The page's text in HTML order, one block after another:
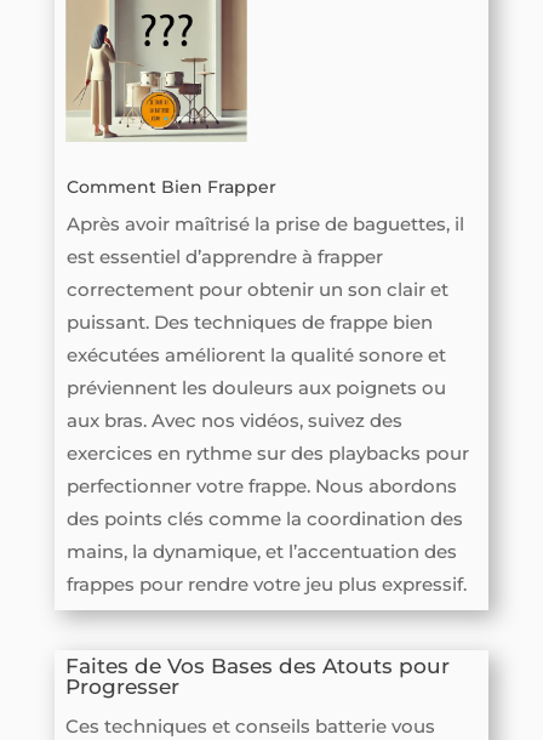
Comment Bien Frapper
Après avoir maîtrisé la prise de baguettes, il
est essentiel d’apprendre à frapper
correctement pour obtenir un son clair et
puissant. Des techniques de frappe bien
exécutées améliorent la qualité sonore et
préviennent les douleurs aux poignets ou
aux bras. Avec nos vidéos, suivez des
exercices en rythme sur des playbacks pour
perfectionner votre frappe. Nous abordons
des points clés comme la coordination des
mains, la dynamique, et l’accentuation des
frappes pour rendre votre jeu plus expressif.
Faites de Vos Bases des Atouts pour
Progresser
Ces techniques et conseils batterie vous